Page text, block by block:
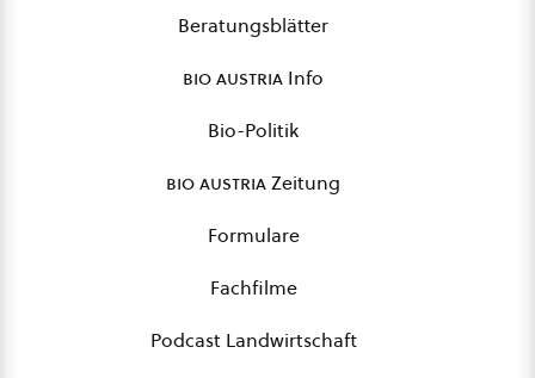
Beratungsblätter
bio austria Info
Bio-Politik
bio austriaZeitung
Formulare
Fachfilme
Podcast Landwirtschaft